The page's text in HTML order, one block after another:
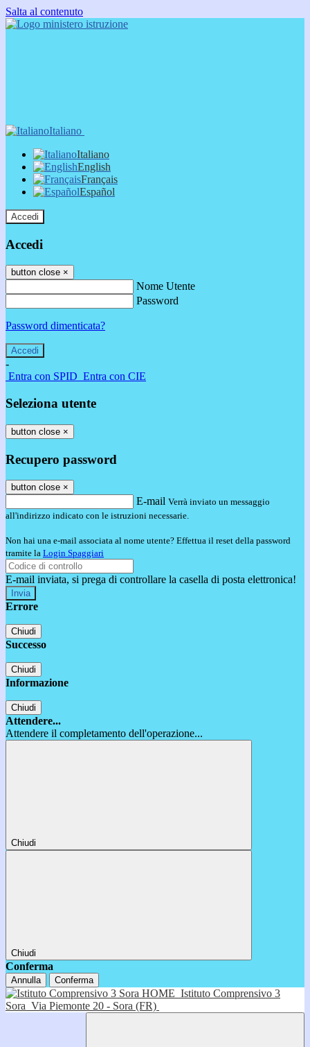
Salta al contenuto
Italiano
Italiano
English
Français
Español
Accedi
Accedi
button close ×
Nome Utente
Password
Password dimenticata?
-
Entra con SPID Entra con CIE
Seleziona utente
button close ×
Recupero password
button close ×
E-mail Verrà inviato un messaggio
all'indirizzo indicato con le istruzioni necessarie.
Non hai una e-mail associata al nome utente? Effettua il reset della password
tramite la Login Spaggiari
E-mail inviata, si prega di controllare la casella di posta elettronica!
Errore
Chiudi
Successo
Chiudi
Informazione
Chiudi
Attendere...
Attendere il completamento dell'operazione...
Chiudi
Chiudi
Conferma
Annulla Conferma
HOME Istituto Comprensivo 3
Sora Via Piemonte 20 - Sora (FR)